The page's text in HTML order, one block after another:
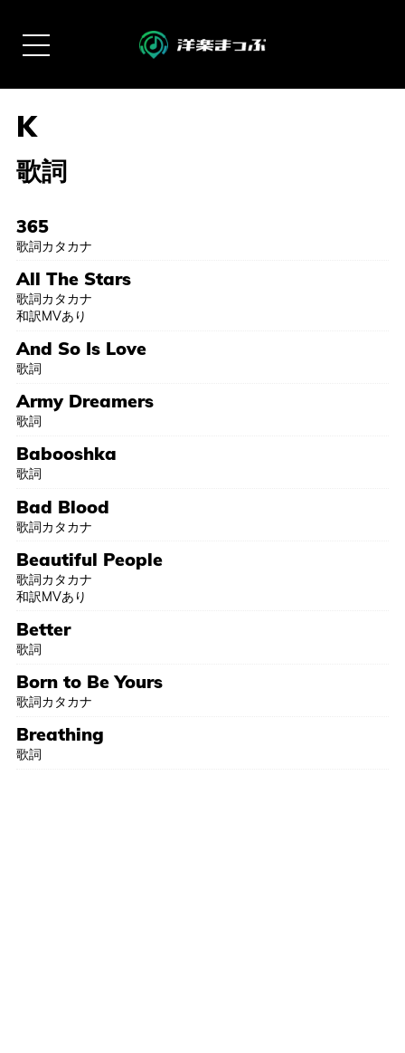
歌詞
365
歌詞カタカナ
All The Stars
歌詞カタカナ
和訳MVあり
And So Is Love
歌詞
Army Dreamers
歌詞
Babooshka
歌詞
Bad Blood
歌詞カタカナ
Beautiful People
歌詞カタカナ
和訳MVあり
Better
歌詞
Born to Be Yours
歌詞カタカナ
Breathing
歌詞